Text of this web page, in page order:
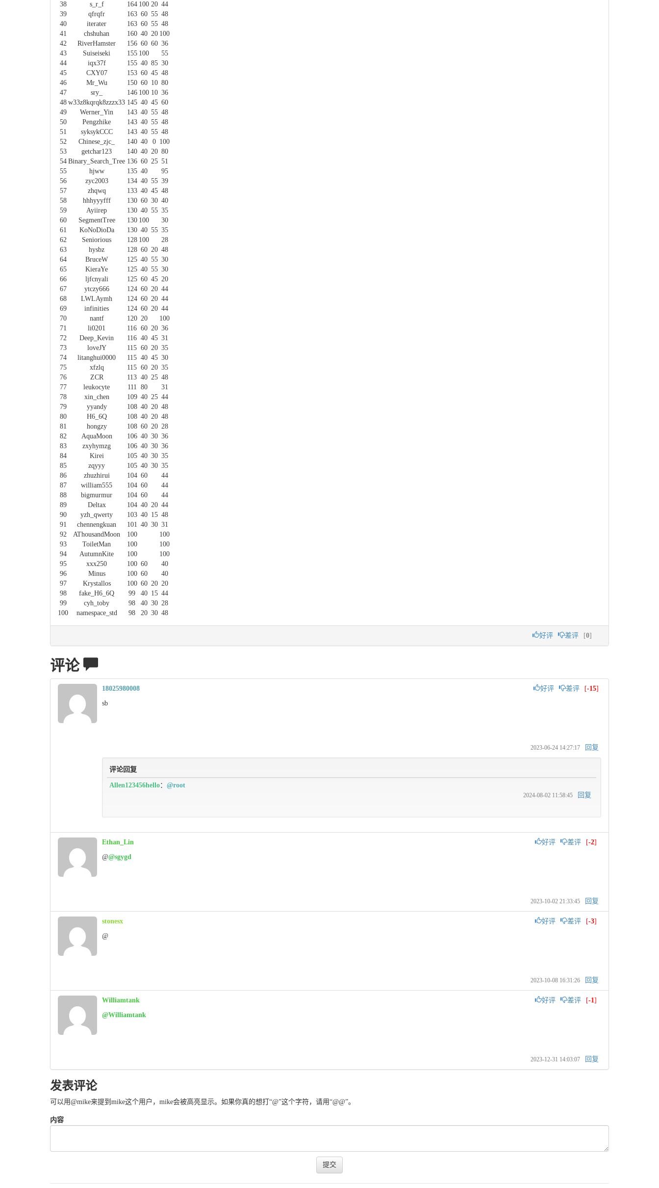
38
s_r_f 164 100 20 44
39
qfrqfr 163 60 55 48
40
iterater 163 60 55 48
41
chshuhan 160 40 20 100
42
RiverHamster 156 60 60 36
43
Suiseiseki 155 100
55
44
iqx37f 155 40 85 30
45
CXY07 153 60 45 48
46
Mr_Wu 150 60 10 80
47
sry_ 146 100 10 36
48 w33z8kqrqk8zzzx33 145 40 45 60
49
Werner_Yin 143 40 55 48
50
Pengzhike 143 40 55 48
51
syksykCCC 143 40 55 48
52
Chinese_zjc_ 140 40 0 100
53
getchar123 140 40 20 80
54 Binary_Search_Tree 136 60 25 51
55
hjww 135 40
95
56
zyc2003 134 40 55 39
57
zhqwq 133 40 45 48
58
hhhyyyfff 130 60 30 40
59
Ayiirep 130 40 55 35
60
SegmentTree 130 100
30
61
KoNoDioDa 130 40 55 35
62
Seniorious 128 100
28
63
hysbz 128 60 20 48
64
BruceW 125 40 55 30
65
KieraYe 125 40 55 30
66
ljfcnyali 125 60 45 20
67
ytczy666 124 60 20 44
68
LWLAymh 124 60 20 44
69
infinities 124 60 20 44
70
nantf 120 20
100
71
li0201 116 60 20 36
72
Deep_Kevin 116 40 45 31
73
loveJY 115 60 20 35
74
litanghui0000 115 40 45 30
75
xfzlq 115 60 20 35
76
ZCR 113 40 25 48
77
leukocyte 111 80
31
78
xin_chen 109 40 25 44
79
yyandy 108 40 20 48
80
H6_6Q 108 40 20 48
81
hongzy 108 60 20 28
82
AquaMoon 106 40 30 36
83
zxyhymzg 106 40 30 36
84
Kirei 105 40 30 35
85
zqyyy 105 40 30 35
86
zhuzhirui 104 60
44
87
william555 104 60
44
88
bigmurmur 104 60
44
89
Deltax 104 40 20 44
90
yzh_qwerty 103 40 15 48
91
chennengkuan 101 40 30 31
92
AThousandMoon 100
100
93
ToiletMan 100
100
94
AutumnKite 100
100
95
xxx250 100 60
40
96
Minus 100 60
40
97
Krystallos 100 60 20 20
98
fake_H6_6Q 99 40 15 44
99
cyh_toby 98 40 30 28
100
namespace_std 98 20 30 48
好评 差评 [0]
评论
18025980008 好评 差评 [-15]
sb
2023-06-24 14:27:17 回复
评论回复
Allen123456hello： @root
2024-08-02 11:58:45 回复
Ethan_Lin 好评 差评 [-2]
@@sgygd
2023-10-02 21:33:45 回复
stonesx 好评 差评 [-3]
@
2023-10-08 16:31:26 回复
Williamtank 好评 差评 [-1]
@Williamtank
2023-12-31 14:03:07 回复
发表评论
可以用@mike来提到mike这个用户，mike会被高亮显示。如果你真的想打“@”这个字符，请用“@@”。
内容
提交